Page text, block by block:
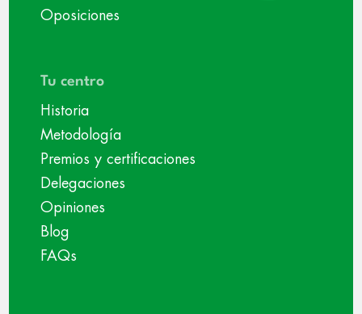
Oposiciones
Tu centro
Historia
Metodología
Premios y certificaciones
Delegaciones
Opiniones
Blog
FAQs